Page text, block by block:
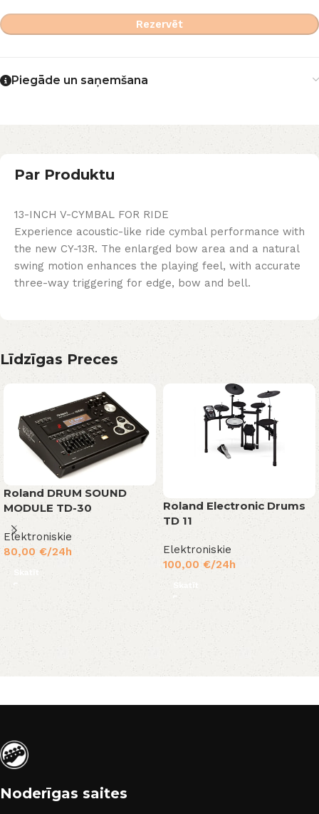
Rezervēt
Piegāde un saņemšana
Par Produktu
13-INCH V-CYMBAL FOR RIDE
Experience acoustic-like ride cymbal performance with
the new CY-13R. The enlarged bow area and a natural
swing motion enhances the playing feel, with accurate
three-way triggering for edge, bow and bell.
Līdzīgas Preces
Roland DRUM SOUND
MODULE TD-30
Elektroniskie
80,00 €/24h
Skatīt
Roland Electronic Drums
TD 11
Elektroniskie
100,00 €/24h
Noderīgas saites